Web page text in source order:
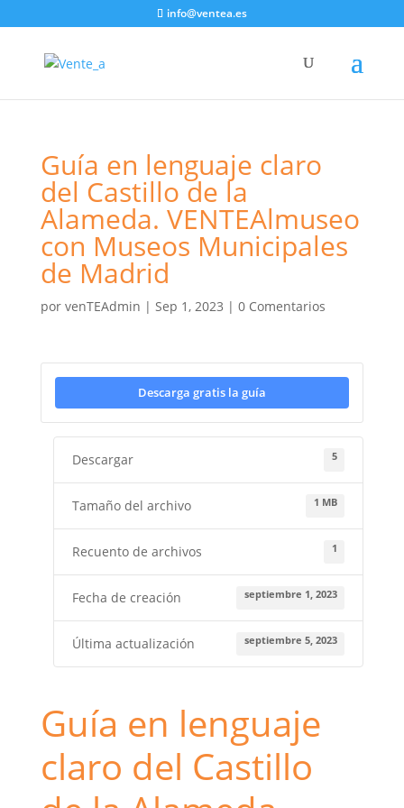
info@ventea.es
Guía en lenguaje claro
del Castillo de la
Alameda. VENTEAlmuseo
con Museos Municipales
de Madrid
por venTEAdmin | Sep 1, 2023 | 0 Comentarios
Descarga gratis la guía
Descargar 5
Tamaño del archivo 1 MB
Recuento de archivos 1
Fecha de creación septiembre 1, 2023
Última actualización septiembre 5, 2023
Guía en lenguaje
claro del Castillo